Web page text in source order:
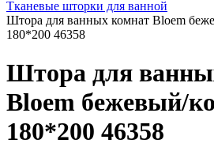
Тканевые шторки для ванной
Штора для ванных комнат Bloem
180*200 46358
Штора для
Bloem бежевый/
180*200 46358